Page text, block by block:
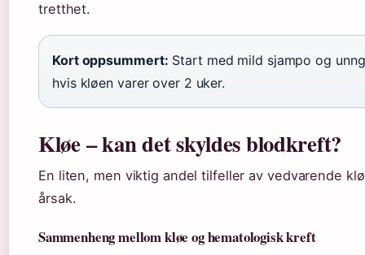
tretthet.
Kort oppsummert: Start med mild sjampo og
hvis kløen varer over 2 uker.
Kløe – kan det skyldes blodkreft?
En liten, men viktig andel tilfeller av vedvarende
årsak.
Sammenheng mellom kløe og hematologisk kreft